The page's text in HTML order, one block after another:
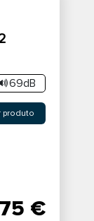
69dB
produto
€